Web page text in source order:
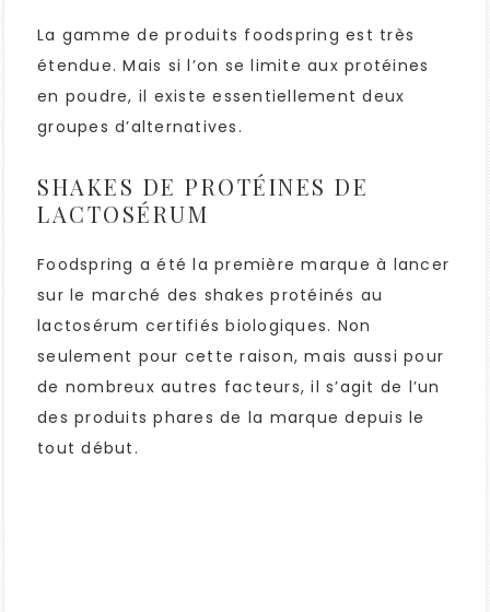
La gamme de produits foodspring est très
étendue. Mais si l’on se limite aux protéines
en poudre, il existe essentiellement deux
groupes d’alternatives.
SHAKES DE PROTÉINES DE
LACTOSÉRUM
Foodspring a été la première marque à lancer
sur le marché des shakes protéinés au
lactosérum certifiés biologiques. Non
seulement pour cette raison, mais aussi pour
de nombreux autres facteurs, il s’agit de l’un
des produits phares de la marque depuis le
tout début.